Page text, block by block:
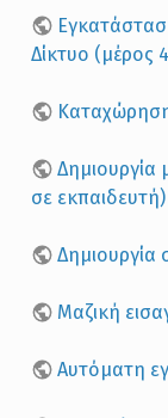
Δίκτυο (μέρος
σε εκπαιδευτή)
Δημιουργία
Μαζική
Αυτόματη